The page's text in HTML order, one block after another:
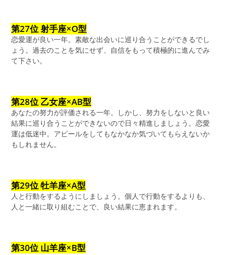
第27位 射手座×O型
恋愛運が良い一年。素敵な出会いに巡り合うことができるでし
ょう。過去のことを気にせず、自信をもって積極的に進んでみ
て下さい。
第28位 乙女座×AB型
あなたの努力が評価される一年。しかし、努力をしないと良い
結果に巡り合うことができないので日々精進しましょう。恋愛
運は低迷中。アピールをしてもなかなか気づいてもらえないか
もしれません。
第29位 牡羊座×A型
人と行動をするようにしましょう。個人で行動をするよりも、
人と一緒に取り組むことで、良い結果に恵まれます。
第30位 山羊座×B型